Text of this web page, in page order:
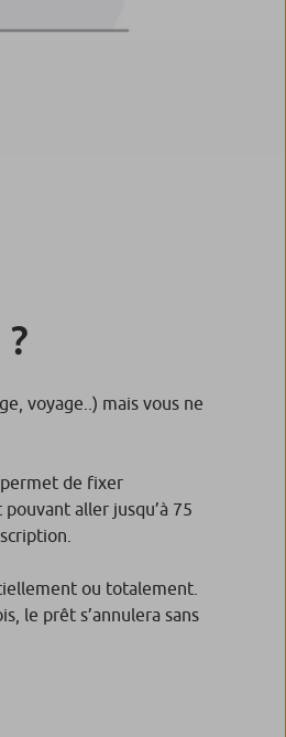
voyage..) mais vous ne
permet de fixer
aller jusqu’à 75
ou totalement.
le prêt s’annulera sans